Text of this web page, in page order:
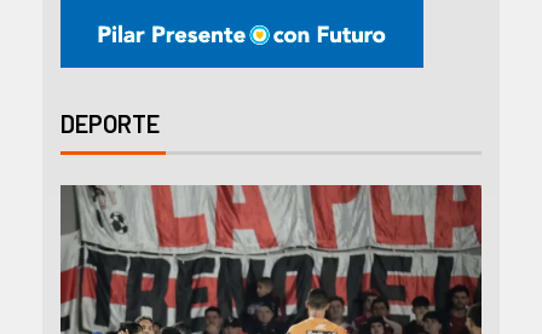
DEPORTE